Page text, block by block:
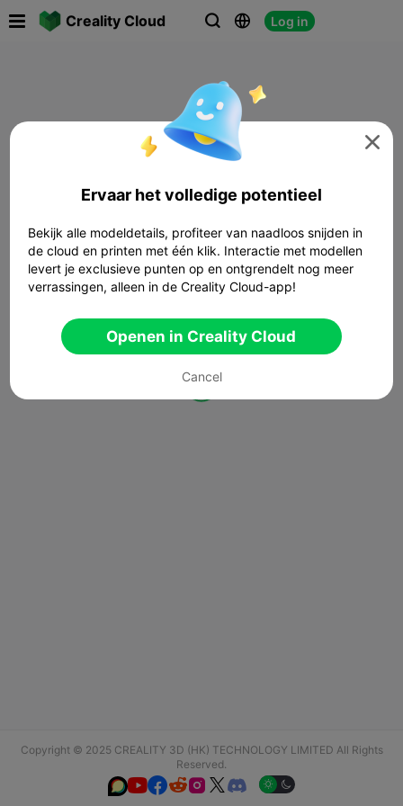
Creality Cloud   Log in
Copyright © 2025 CREALITY 3D (HK) TECHNOLOGY LIMITED All Rights
Reserved.
  

Ervaar het volledige potentieel
Bekijk alle modeldetails, profiteer van naadloos snijden in
de cloud en printen met één klik. Interactie met modellen
levert je exclusieve punten op en ontgrendelt nog meer
verrassingen, alleen in de Creality Cloud-app!
Openen in Creality Cloud
Cancel